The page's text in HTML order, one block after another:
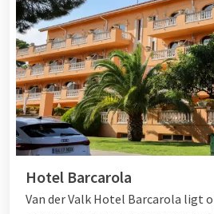
Hotel Barcarola
Van der Valk Hotel Barcarola ligt